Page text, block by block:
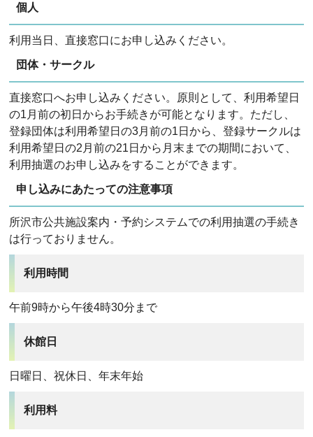
個人
利用当日、直接窓口にお申し込みください。
団体・サークル
直接窓口へお申し込みください。原則として、利用希望日
の1月前の初日からお手続きが可能となります。ただし、
登録団体は利用希望日の3月前の1日から、登録サークルは
利用希望日の2月前の21日から月末までの期間において、
利用抽選のお申し込みをすることができます。
申し込みにあたっての注意事項
所沢市公共施設案内・予約システムでの利用抽選の手続き
は行っておりません。
利用時間
午前9時から午後4時30分まで
休館日
日曜日、祝休日、年末年始
利用料